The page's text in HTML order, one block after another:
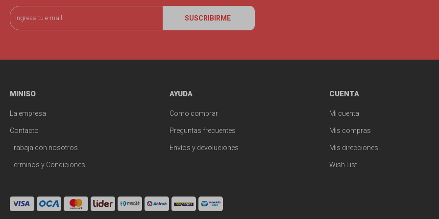
SUSCRIBIRME
MINISO
La empresa
Contacto
Trabaja con nosotros
Terminos y Condiciones
AYUDA
Como comprar
Preguntas frecuentes
Envíos y devoluciones
CUENTA
Mi cuenta
Mis compras
Mis direcciones
Wish List